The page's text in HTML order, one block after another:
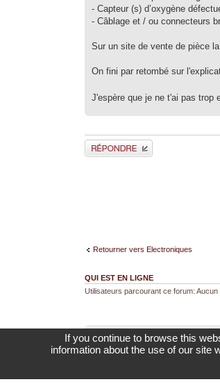
- Capteur (s) d’oxygène
- Câblage et / ou connecteurs
Sur un site de vente de pièce
On fini par retombé sur
J'espère que je ne t'ai pas trop
Répondre
Retourner vers Electroniques
QUI EST EN LIGNE
Utilisateurs parcourant ce forum:
If you continue to browse this
information about the use of our site